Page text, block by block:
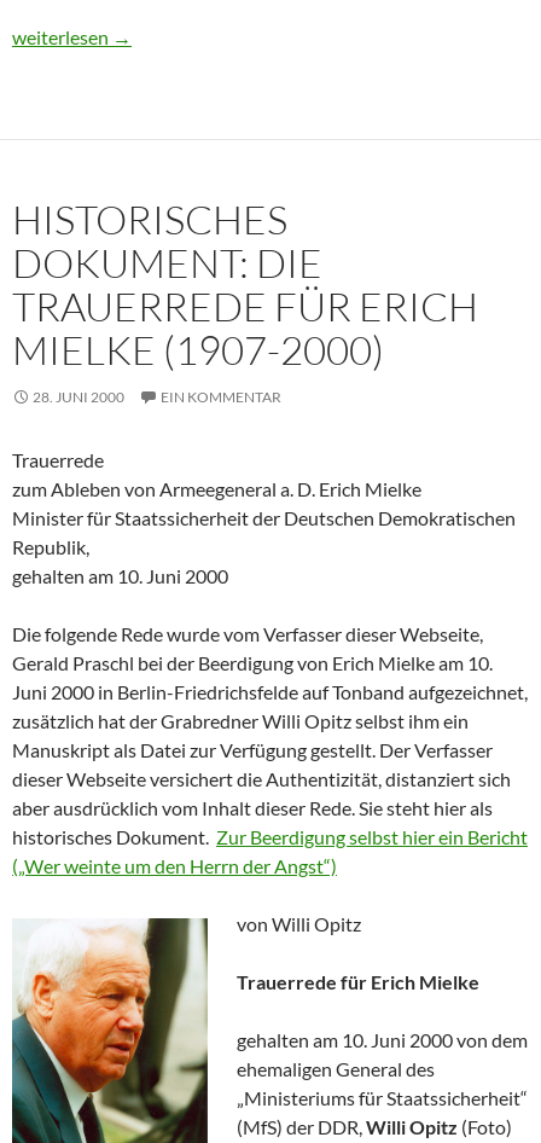
Erich Mielke: Wer weinte um den Herrn der Angst?
weiterlesen →
HISTORISCHES
DOKUMENT: DIE
TRAUERREDE FÜR ERICH
MIELKE (1907-2000)
28. JUNI 2000 EIN KOMMENTAR
Trauerrede
zum Ableben von Armeegeneral a. D. Erich Mielke
Minister für Staatssicherheit der Deutschen Demokratischen
Republik,
gehalten am 10. Juni 2000
Die folgende Rede wurde vom Verfasser dieser Webseite,
Gerald Praschl bei der Beerdigung von Erich Mielke am 10.
Juni 2000 in Berlin-Friedrichsfelde auf Tonband aufgezeichnet,
zusätzlich hat der Grabredner Willi Opitz selbst ihm ein
Manuskript als Datei zur Verfügung gestellt. Der Verfasser
dieser Webseite versichert die Authentizität, distanziert sich
aber ausdrücklich vom Inhalt dieser Rede. Sie steht hier als
historisches Dokument. Zur Beerdigung selbst hier ein Bericht
(„Wer weinte um den Herrn der Angst“)
von Willi Opitz
Trauerrede für Erich Mielke
gehalten am 10. Juni 2000 von dem
ehemaligen General des
„Ministeriums für Staatssicherheit“
(MfS) der DDR,Willi Opitz (Foto)